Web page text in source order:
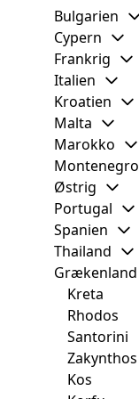
Bulgarien
Cypern
Frankrig
Italien
Kroatien
Malta
Marokko
Montenegro
Østrig
Portugal
Spanien
Thailand
Grækenland
Kreta
Rhodos
Santorini
Zakynthos
Kos